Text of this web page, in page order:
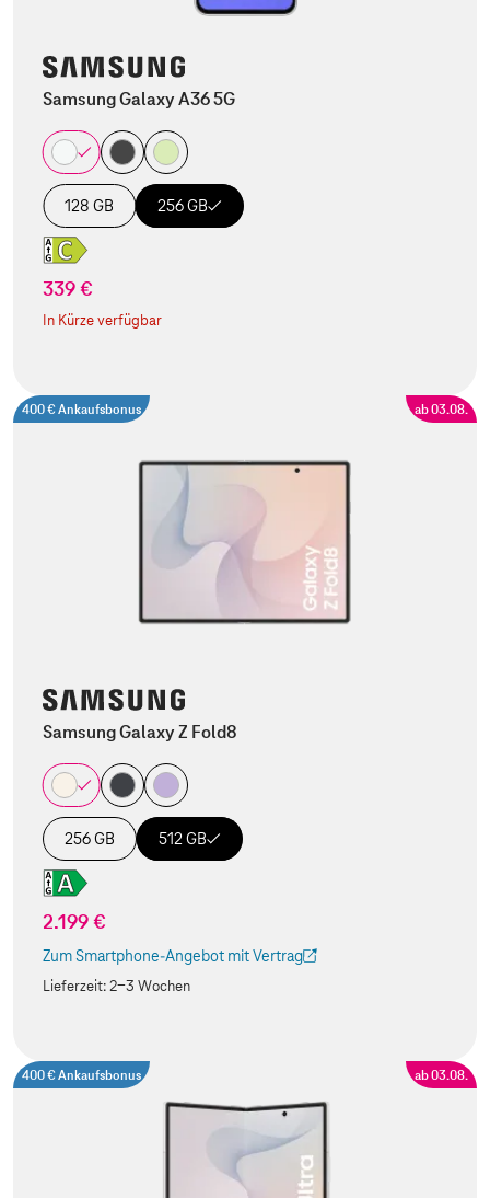
Samsung Galaxy A36 5G
128 GB 256 GB
339 €
In Kürze verfügbar
400 € Ankaufsbonus ab 03.08.
Samsung Galaxy Z Fold8
256 GB 512 GB
2.199 €
Zum Smartphone-Angebot mit Vertrag
(Der Link wird in einem neuen Tab geöffnet)
Lieferzeit:2-3 Wochen
400 € Ankaufsbonus ab 03.08.